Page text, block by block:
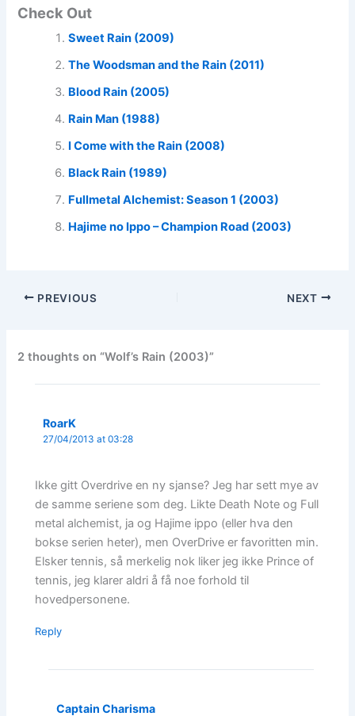
Check Out
Sweet Rain (2009)
The Woodsman and the Rain (2011)
Blood Rain (2005)
Rain Man (1988)
I Come with the Rain (2008)
Black Rain (1989)
Fullmetal Alchemist: Season 1 (2003)
Hajime no Ippo – Champion Road (2003)
PREVIOUS NEXT
2 thoughts on “Wolf’s Rain (2003)”
RoarK
27/04/2013 at 03:28
Ikke gitt Overdrive en ny sjanse? Jeg har sett mye av
de samme seriene som deg. Likte Death Note og Full
metal alchemist, ja og Hajime ippo (eller hva den
bokse serien heter), men OverDrive er favoritten min.
Elsker tennis, så merkelig nok liker jeg ikke Prince of
tennis, jeg klarer aldri å få noe forhold til
hovedpersonene.
Reply
Captain Charisma